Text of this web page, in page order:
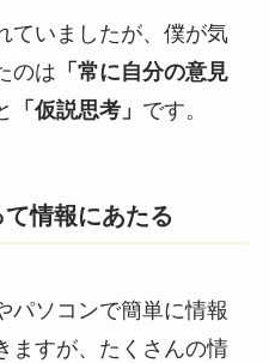
ていましたが、僕が気
のは 「常に自分の意見
「仮説思考」 です。
情報にあたる
パソコンで簡単に情報
ますが、たくさんの情